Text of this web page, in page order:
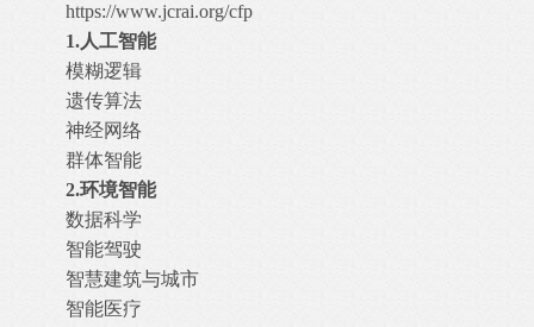
https://www.jcrai.org/cfp
1.人工智能
模糊逻辑
遗传算法
神经网络
群体智能
2.环境智能
数据科学
智能驾驶
智慧建筑与城市
智能医疗